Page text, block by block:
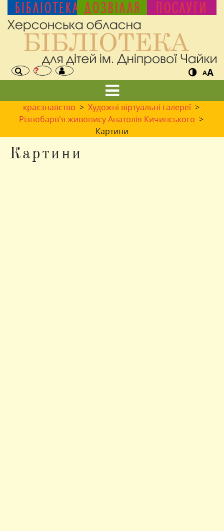
БІБЛІОТЕКА ДОЗВІЛЛЯ ПОСЛУГИ
AA
краєзнавство > Художні віртуальні галереї>
Різнобарв'я живопису Анатолія Кичинського >
Картини
Картини